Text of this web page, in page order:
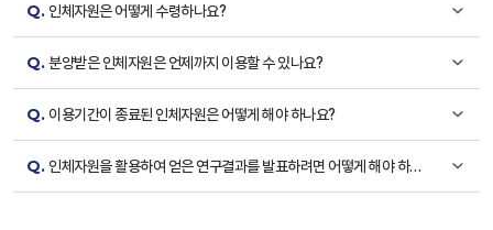
Q. 인체자원은 어떻게 수령하나요?
Q. 분양받은 인체자원은 언제까지 이용할 수 있나요?
Q. 이용기간이 종료된 인체자원은 어떻게 해야 하나요?
Q. 인체자원을 활용하여 얻은 연구결과를 발표하려면 어떻게 해야 하나